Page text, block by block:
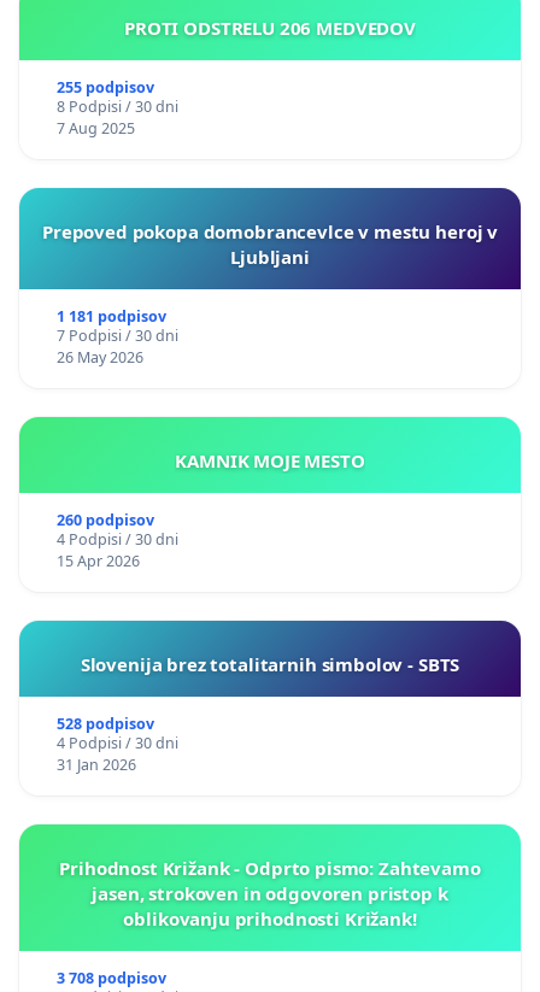
PROTI ODSTRELU 206 MEDVEDOV
255 podpisov
8 Podpisi / 30 dni
7 Aug 2025
Prepoved pokopa domobrancevlce v mestu heroj v
Ljubljani
1 181 podpisov
7 Podpisi / 30 dni
26 May 2026
KAMNIK MOJE MESTO
260 podpisov
4 Podpisi / 30 dni
15 Apr 2026
Slovenija brez totalitarnih simbolov - SBTS
528 podpisov
4 Podpisi / 30 dni
31 Jan 2026
Prihodnost Križank - Odprto pismo: Zahtevamo
jasen, strokoven in odgovoren pristop k
oblikovanju prihodnosti Križank!
3 708 podpisov